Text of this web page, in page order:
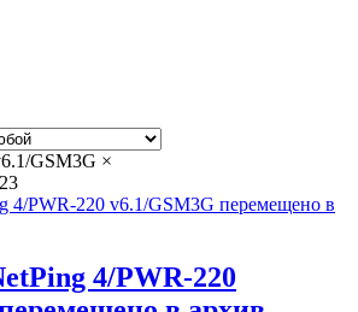
GSM3G ×
4/PWR-220